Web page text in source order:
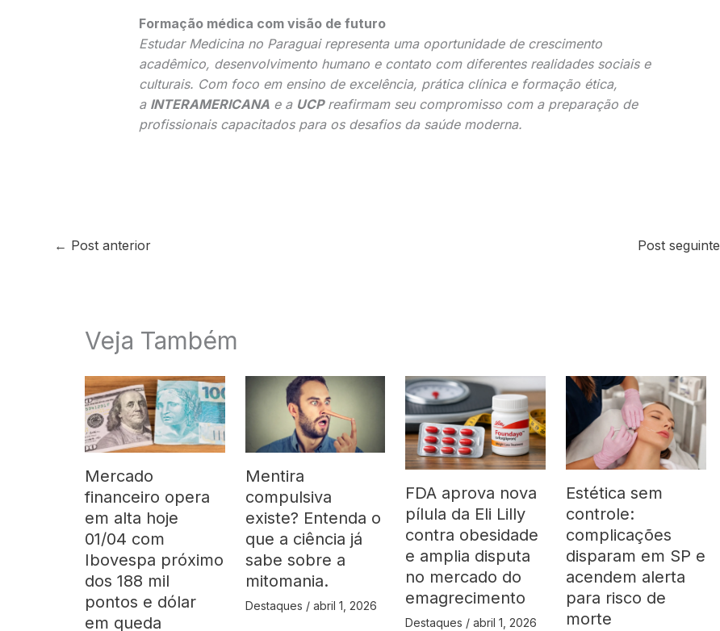
Formação médica com visão de futuro
Estudar Medicina no Paraguai representa uma oportunidade de crescimento
acadêmico, desenvolvimento humano e contato com diferentes realidades sociais e
culturais. Com foco em ensino de excelência, prática clínica e formação ética,
a INTERAMERICANAe a UCPreafirmam seu compromisso com a preparação de
profissionais capacitados para os desafios da saúde moderna.
← Post anterior Post seguinte
Veja Também
Mercado
financeiro opera
em alta hoje
01/04 com
Ibovespa próximo
dos 188 mil
pontos e dólar
em queda
Mentira
compulsiva
existe? Entenda o
que a ciência já
sabe sobre a
mitomania.
Destaques / abril 1, 2026
FDA aprova nova
pílula da Eli Lilly
contra obesidade
e amplia disputa
no mercado do
emagrecimento
Destaques /abril 1, 2026
Estética sem
controle:
complicações
disparam em SP e
acendem alerta
para risco de
morte